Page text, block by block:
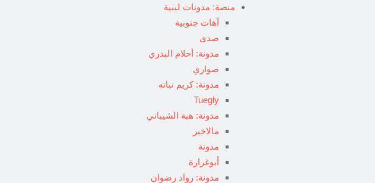
منصة: مدونات ليبية
آهات جنوبية
صدى
مدونة: أحلام البدري
صواري
مدونة: كريم نباته
Tuegly
مدونة: هبة الشيباني
مالاخير
مدونة
أبوغرارة
مدونة: رواد رضوان